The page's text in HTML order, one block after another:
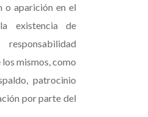
o aparición en el
existencia de
mismos, como
patrocinio
por parte del